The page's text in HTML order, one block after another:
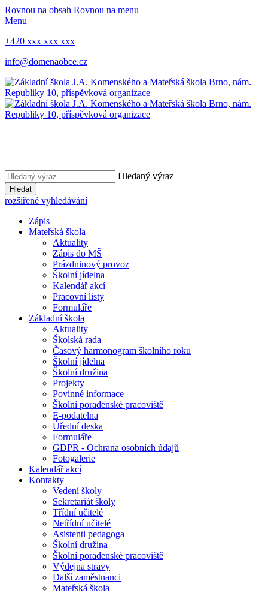
Rovnou na obsah Rovnou na menu
Menu
+420 xxx xxx xxx
info@domenaobce.cz
Hledaný výraz
Hledat
rozšířené vyhledávání
Zápis
Mateřská škola
Aktuality
Zápis do MŠ
Prázdninový provoz
Školní jídelna
Kalendář akcí
Pracovní listy
Formuláře
Základní škola
Aktuality
Školská rada
Časový harmonogram školního roku
Školní jídelna
Školní družina
Projekty
Povinné informace
Školní poradenské pracoviště
E-podatelna
Úřední deska
Formuláře
GDPR - Ochrana osobních údajů
Fotogalerie
Kalendář akcí
Kontakty
Vedení školy
Sekretariát školy
Třídní učitelé
Netřídní učitelé
Asistenti pedagoga
Školní družina
Školní poradenské pracoviště
Výdejna stravy
Další zaměstnanci
Mateřská škola